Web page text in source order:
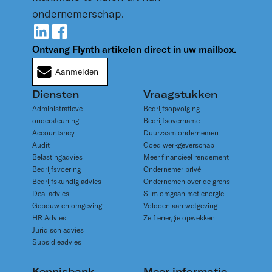
teruggevraagd. Laat u hierover goed adviseren, want
de juiste inrichting maakt financieel een groot
verschil.
ondernemerschap.
Ontvang Flynth artikelen direct in uw mailbox.
Aanmelden
Diensten
Administratieve
ondersteuning
Accountancy
Audit
Belastingadvies
Bedrijfsvoering
Bedrijfskundig advies
Deal advies
Gebouw en omgeving
HR Advies
Juridisch advies
Subsidieadvies
Vraagstukken
Bedrijfsopvolging
Bedrijfsovername
Duurzaam ondernemen
Goed werkgeverschap
Meer financieel rendement
Ondernemer privé
Ondernemen over de grens
Slim omgaan met energie
Voldoen aan wetgeving
Zelf energie opwekken